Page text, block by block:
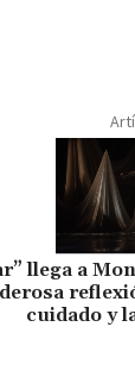
llega a
cuidado y